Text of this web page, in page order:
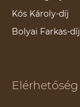
Kós Károly-díj
Bolyai Farkas-díj
Elérhetőség